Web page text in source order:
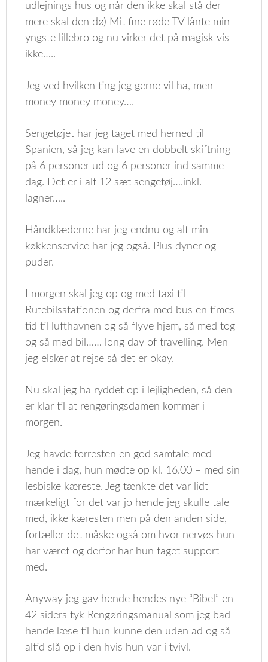
udlejnings hus og når den ikke skal stå der
mere skal den dø) Mit fine røde TV lånte min
yngste lillebro og nu virker det på magisk vis
ikke…..
Jeg ved hvilken ting jeg gerne vil ha, men
money money money….
Sengetøjet har jeg taget med herned til
Spanien, så jeg kan lave en dobbelt skiftning
på 6 personer ud og 6 personer ind samme
dag. Det er i alt 12 sæt sengetøj….inkl.
lagner…..
Håndklæderne har jeg endnu og alt min
køkkenservice har jeg også. Plus dyner og
puder.
I morgen skal jeg op og med taxi til
Rutebilsstationen og derfra med bus en times
tid til lufthavnen og så flyve hjem, så med tog
og så med bil…… long day of travelling. Men
jeg elsker at rejse så det er okay.
Nu skal jeg ha ryddet op i lejligheden, så den
er klar til at rengøringsdamen kommer i
morgen.
Jeg havde forresten en god samtale med
hende i dag, hun mødte op kl. 16.00 – med sin
lesbiske kæreste. Jeg tænkte det var lidt
mærkeligt for det var jo hende jeg skulle tale
med, ikke kæresten men på den anden side,
fortæller det måske også om hvor nervøs hun
har været og derfor har hun taget support
med.
Anyway jeg gav hende hendes nye “Bibel” en
42 siders tyk Rengøringsmanual som jeg bad
hende læse til hun kunne den uden ad og så
altid slå op i den hvis hun var i tvivl.